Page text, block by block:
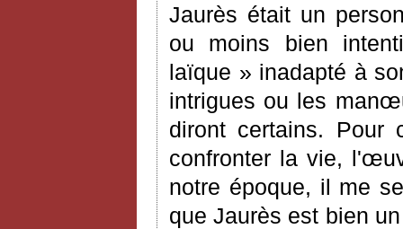
Jaurès était un
ou moins bien
laïque » inadapté à
intrigues ou les
diront certains. Pour
confronter la vie,
notre époque, il me
que Jaurès est bien